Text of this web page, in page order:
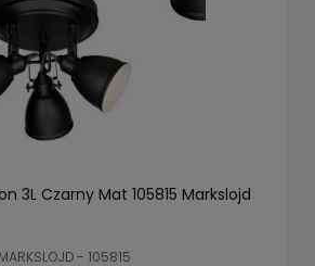
3L Czarny Mat 105815 Markslojd
MARKSLOJD - 105815